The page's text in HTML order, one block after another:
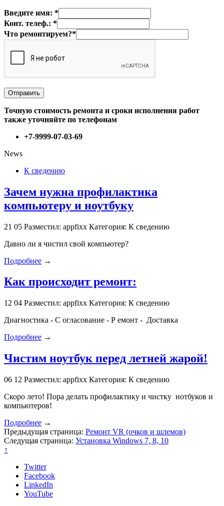
Введите имя: *
Конт. телеф.: *
Что ремонтируем?*
Точную стоимость ремонта и сроки исполнения работ
также уточняйте по телефонам
+7-9999-07-03-69
News
К сведению
Зачем нужна профилактика
компьютеру и ноутбуку
21 05 Разместил: appfixx Категория: К сведению
Давно ли я чистил свой компьютер?
Подробнее →
Как происходит ремонт:
12 04 Разместил: appfixx Категория: К сведению
Диагностика - С огласование - Р емонт - Доставка
Подробнее →
Чистим ноутбук перед летней жарой!
06 12 Разместил: appfixx Категория: К сведению
Скоро лето! Пора делать профилактику и чистку нотбуков и
компьютеров!
Подробнее →
Предыдущая страница: Ремонт VR (очков и шлемов)
Следущая страница: Установка Windows 7, 8, 10
↑
Twitter
Facebook
LinkedIn
YouTube